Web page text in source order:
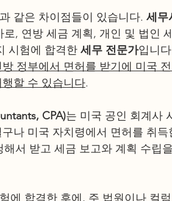
같은 차이점들이 있습니다. 세무
로, 연방 세금 계획, 개인 및 법인
시험에 합격한 세무 전문가입니
방 정부에서 면허를 받기에 미국
할 수 있습니다.
CPA)는 미국 공인 회계사
나 미국 자치령에서 면허를 취
서 받고 세금 보고와 계획 수립
에 합격한 후에, 주 법원이나 컬